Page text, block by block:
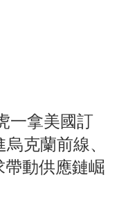
一拿美國訂
克蘭前線、
動供應鏈崛